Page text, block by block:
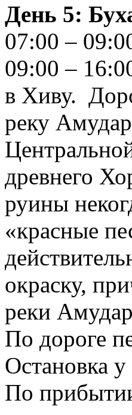
День 5:
07:00 –
09:00 –
в Хиву.
реку
древнего
руины
«красные
окраску,
реки
По дороге
Остановка
По